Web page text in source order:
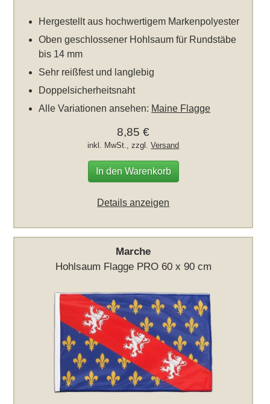
Hergestellt aus hochwertigem Markenpolyester
Oben geschlossener Hohlsaum für Rundstäbe
bis 14 mm
Sehr reißfest und langlebig
Doppelsicherheitsnaht
Alle Variationen ansehen: Maine Flagge
8,85 €
inkl. MwSt., zzgl.Versand
In den Warenkorb
Details anzeigen
Marche
Hohlsaum Flagge PRO 60 x 90 cm